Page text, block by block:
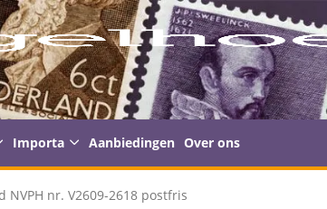
Importa Aanbiedingen Over ons
nr. V2609-2618 postfris